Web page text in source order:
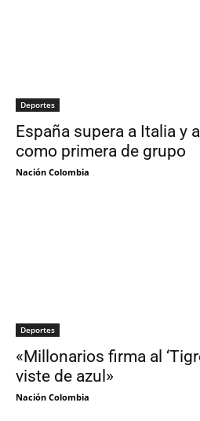
Deportes
España supera a Italia y
como primera de grupo
Nación Colombia
Deportes
«Millonarios firma al
viste de azul»
Nación Colombia